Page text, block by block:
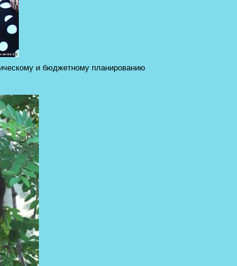
и бюджетному планированию